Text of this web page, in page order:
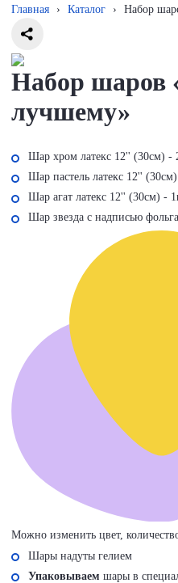
Главная › Каталог › Набор
Набор шаров
лучшему»
Шар хром латекс 12'' (30см) -
Шар пастель латекс 12''
Шар агат латекс 12'' (30см) -
Шар звезда с надписью
Можно изменить цвет,
Шары надуты гелием
Упаковываем шары в